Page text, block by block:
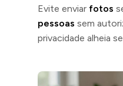
Evite enviar fotos
pessoas sem
privacidade alheia